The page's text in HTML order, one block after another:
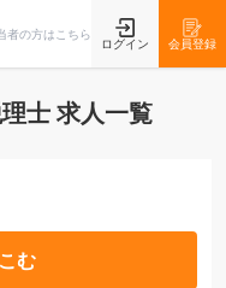
者の方はこちら
ログイン 会員登録
士 求人一覧
む